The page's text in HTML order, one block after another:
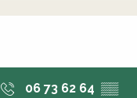
06 73 62 64 ▒▒